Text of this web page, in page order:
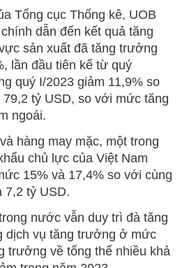
Tổng cục Thống kê, UOB
dẫn đến kết quả tăng
sản xuất đã tăng trưởng
lần đầu tiên kể từ quý
quý I/2023 giảm 11,9% so
tỷ USD, so với mức tăng
ngoái.
hàng may mặc, một trong
chủ lực của Việt Nam
15% và 17,4% so với cùng
7,2 tỷ USD.
nước vẫn duy trì đà tăng
dịch vụ tăng trưởng ở mức
trưởng về tổng thể nhiều khả